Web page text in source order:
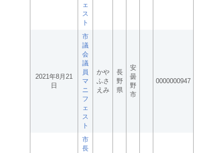
ェ
ス
ト
2021年8月21
日
市
議
会
議
員
マ
ニ
フ
ェ
ス
ト
かや
ふさ
えみ
長
野
県
安
曇
野
市
0000000947
市
長